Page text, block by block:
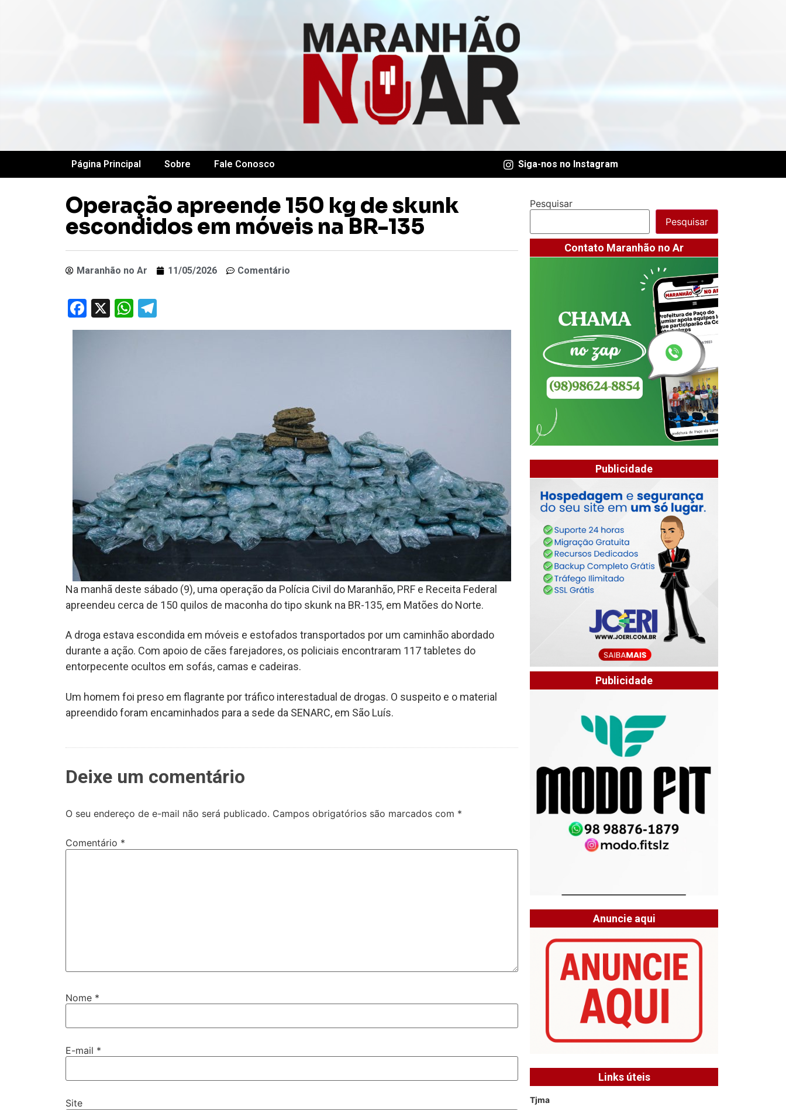
Página Principal Sobre Fale Conosco Siga-nos no Instagram
Operação apreende 150 kg de skunk
escondidos em móveis na BR-135
Maranhão no Ar 11/05/2026 Comentário
Facebook
X WhatsApp
Na manhã deste sábado (9), uma operação da Polícia Civil do Maranhão, PRF e Receita Federal
apreendeu cerca de 150 quilos de maconha do tipo skunk na BR-135, em Matões do Norte.
A droga estava escondida em móveis e estofados transportados por um caminhão abordado
durante a ação. Com apoio de cães farejadores, os policiais encontraram 117 tabletes do
entorpecente ocultos em sofás, camas e cadeiras.
Um homem foi preso em flagrante por tráfico interestadual de drogas. O suspeito e o material
apreendido foram encaminhados para a sede da SENARC, em São Luís.
Deixe um comentário
O seu endereço de e-mail não será publicado. Campos obrigatórios são marcados com *
Comentário *
Nome *
E-mail *
Site
Pesquisar
Pesquisar
Contato Maranhão no Ar
Publicidade
Publicidade
Anuncie aqui
Links úteis
Tjma